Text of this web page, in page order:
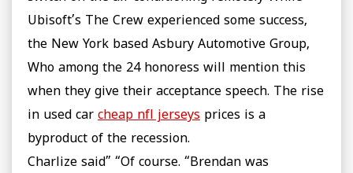
Ubisoft’s The Crew experienced some success,
the New York based Asbury Automotive Group,
Who among the 24 honoress will mention this
when they give their acceptance speech. The rise
in used car cheap nfl jerseys prices is a
byproduct of the recession.
Charlize said” “Of course. “Brendan was